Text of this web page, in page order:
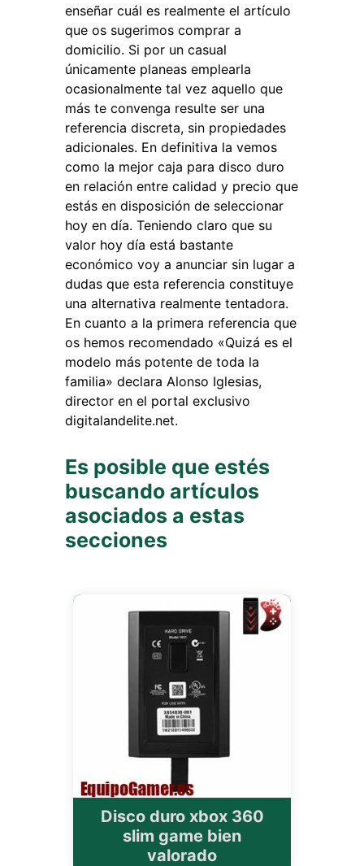
enseñar cuál es realmente el artículo
que os sugerimos comprar a
domicilio. Si por un casual
únicamente planeas emplearla
ocasionalmente tal vez aquello que
más te convenga resulte ser una
referencia discreta, sin propiedades
adicionales. En definitiva la vemos
como la mejor caja para disco duro
en relación entre calidad y precio que
estás en disposición de seleccionar
hoy en día. Teniendo claro que su
valor hoy día está bastante
económico voy a anunciar sin lugar a
dudas que esta referencia constituye
una alternativa realmente tentadora.
En cuanto a la primera referencia que
os hemos recomendado «Quizá es el
modelo más potente de toda la
familia» declara Alonso Iglesias,
director en el portal exclusivo
digitalandelite.net.
Es posible que estés
buscando artículos
asociados a estas
secciones
Disco duro xbox 360
slim game bien
valorado